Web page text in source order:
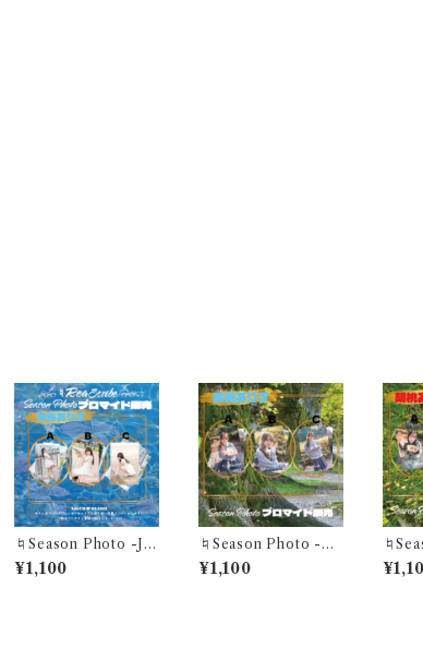
♮Season Photo -Jul
- "煌めくこの一瞬が 夏
色に溶けていく"美兎あ
¥1,100
♮Season Photo -M
ar- "ひだまりのピクニ
ック"美兎ありすブロマ
¥1,100
ar- "ひだまりのピクニ
ック"